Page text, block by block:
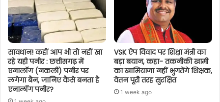
सावधान! कहीं आप भी तो नहीं खा
रहे यही पनीर : छत्तीसगढ़ में
एनालॉग (नकली) पनीर पर
लगेगा बैन, जानिए कैसे बनता है
एनालॉग पनीर?
VSK ऐप विवाद पर शिक्षा मंत्री का
बड़ा बयान, कहा- तकनीकी खामी
का खामियाजा नहीं भुगतेंगे शिक्षक,
वेतन पूरी तरह सुरक्षित
1 week ago